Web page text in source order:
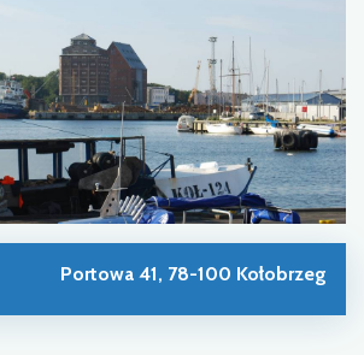
Portowa 41, 78-100 Kołobrzeg